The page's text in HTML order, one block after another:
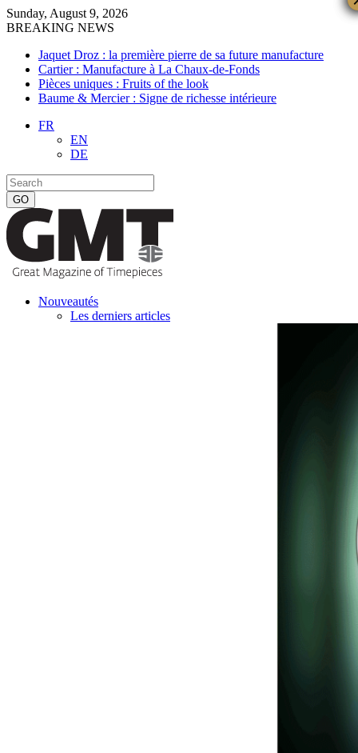
Sunday, August 9, 2026
BREAKING NEWS
Jaquet Droz : la première pierre de sa future manufacture
Cartier : Manufacture à La Chaux-de-Fonds
Pièces uniques : Fruits of the look
Baume & Mercier : Signe de richesse intérieure
FR
EN
DE
Nouveautés
Les derniers articles